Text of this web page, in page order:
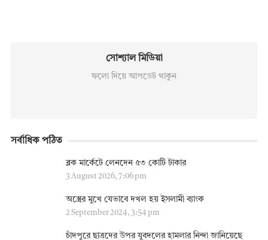
সোশ্যাল মিডিয়া
ফলো দিয়ে আপডেট থাকুন
সর্বাধিক পঠিত
ব্লক মার্কেটে লেনদেন ৫৩ কোটি টাকার
3 August 2026, 7:06 pm
অস্ত্রের মুখে যেভাবে দখল হয় ইসলামী ব্যাংক
2 September 2024, 3:54 pm
চাঁদপুরে ছাত্রদের উপর যুবদলের হামলার নিন্দা জানিয়েছে